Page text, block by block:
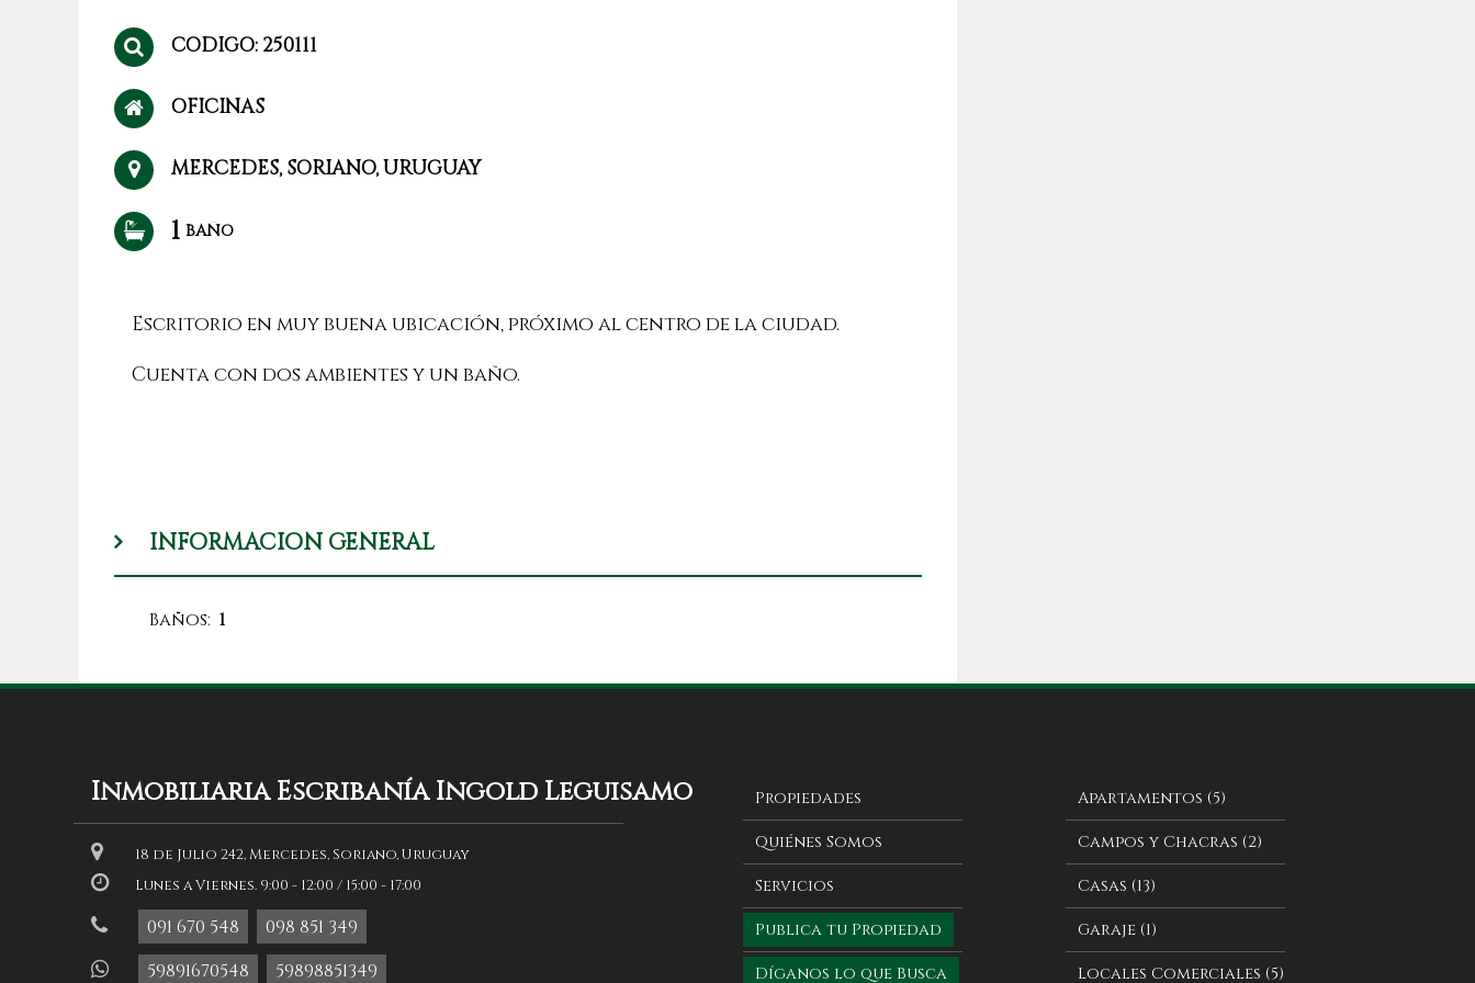
CODIGO: 250111
OFICINAS
MERCEDES, SORIANO, URUGUAY
1 BAÑO
Escritorio en muy buena ubicación, próximo al centro de la ciudad.
Cuenta con dos ambientes y un baño.
INFORMACION GENERAL
Baños: 1
Inmobiliaria Escribanía Ingold Leguisamo
18 de Julio 242, Mercedes, Soriano, Uruguay
Lunes a Viernes. 9:00 - 12:00 / 15:00 - 17:00
091 670 548
098 851 349
59891670548
59898851349
Propiedades
Quiénes Somos
Servicios
Publica tu Propiedad
Díganos lo que Busca
Apartamentos (5)
Campos y Chacras (2)
Casas (13)
Garaje (1)
Locales Comerciales (5)